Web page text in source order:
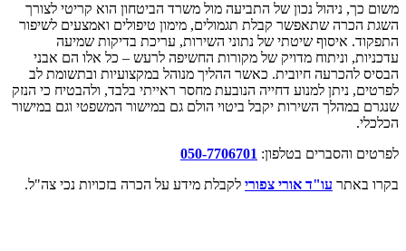
משום כך, ניהול נכון של התביעה מול משרד הביטחון הוא קריטי לצורך
השגת הכרה שתאפשר קבלת תגמולים, מימון טיפולים ואמצעים לשיפור
התפקוד. איסוף שיטתי של נתוני השירות, עריכת בדיקות שמיעה
עדכניות, וניתוח מדויק של מקורות החשיפה לרעש – כל אלו הם אבני
הבסיס להכרעה חיובית. כאשר ההליך מנוהל במקצועיות ובתשומת לב
לפרטים, ניתן למנוע דחייה הנובעת מחסר ראייתי בלבד, ולהבטיח כי הנזק
שנגרם במהלך השירות יקבל ביטוי הולם גם במישור המשפטי וגם במישור
הכלכלי.
לפרטים והסברים בטלפון: 050-7706701
בקרו באתר עו"ד אורי צפורי לקבלת מידע על הכרה בזכויות נכי צה"ל.